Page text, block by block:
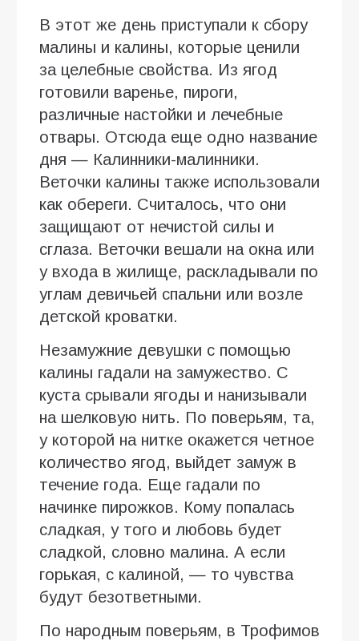
В этот же день приступали к сбору
малины и калины, которые ценили
за целебные свойства. Из ягод
готовили варенье, пироги,
различные настойки и лечебные
отвары. Отсюда еще одно название
дня — Калинники-малинники.
Веточки калины также использовали
как обереги. Считалось, что они
защищают от нечистой силы и
сглаза. Веточки вешали на окна или
у входа в жилище, раскладывали по
углам девичьей спальни или возле
детской кроватки.
Незамужние девушки с помощью
калины гадали на замужество. С
куста срывали ягоды и нанизывали
на шелковую нить. По поверьям, та,
у которой на нитке окажется четное
количество ягод, выйдет замуж в
течение года. Еще гадали по
начинке пирожков. Кому попалась
сладкая, у того и любовь будет
сладкой, словно малина. А если
горькая, с калиной, — то чувства
будут безответными.
По народным поверьям, в Трофимов